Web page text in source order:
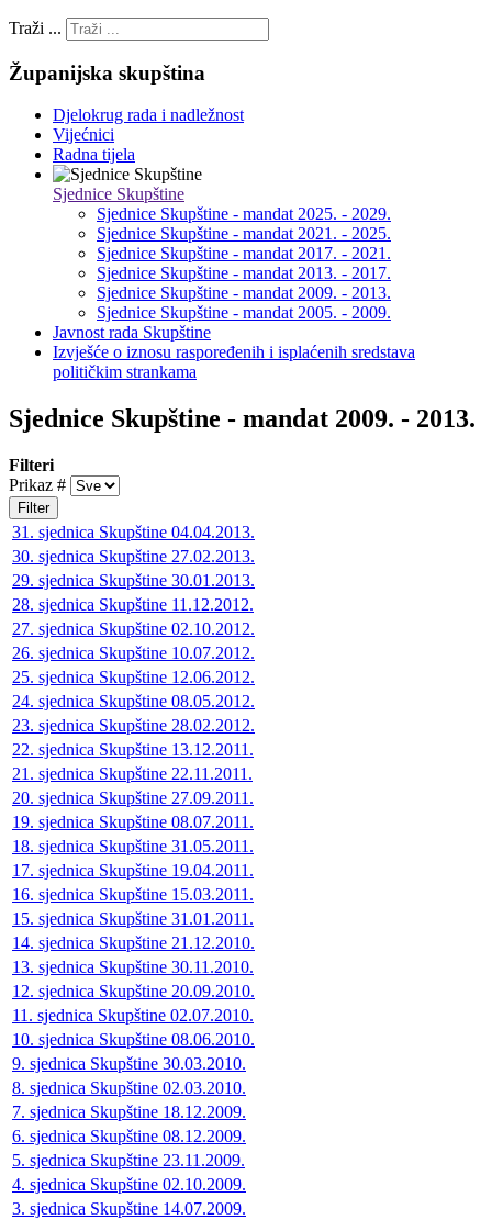
Traži ...
Županijska skupština
Djelokrug rada i nadležnost
Vijećnici
Radna tijela
Sjednice Skupštine
Sjednice Skupštine - mandat 2025. - 2029.
Sjednice Skupštine - mandat 2021. - 2025.
Sjednice Skupštine - mandat 2017. - 2021.
Sjednice Skupštine - mandat 2013. - 2017.
Sjednice Skupštine - mandat 2009. - 2013.
Sjednice Skupštine - mandat 2005. - 2009.
Javnost rada Skupštine
Izvješće o iznosu raspoređenih i isplaćenih sredstava
političkim strankama
Sjednice Skupštine - mandat 2009. - 2013.
Filteri
Prikaz #
Filter
31. sjednica Skupštine 04.04.2013.
30. sjednica Skupštine 27.02.2013.
29. sjednica Skupštine 30.01.2013.
28. sjednica Skupštine 11.12.2012.
27. sjednica Skupštine 02.10.2012.
26. sjednica Skupštine 10.07.2012.
25. sjednica Skupštine 12.06.2012.
24. sjednica Skupštine 08.05.2012.
23. sjednica Skupštine 28.02.2012.
22. sjednica Skupštine 13.12.2011.
21. sjednica Skupštine 22.11.2011.
20. sjednica Skupštine 27.09.2011.
19. sjednica Skupštine 08.07.2011.
18. sjednica Skupštine 31.05.2011.
17. sjednica Skupštine 19.04.2011.
16. sjednica Skupštine 15.03.2011.
15. sjednica Skupštine 31.01.2011.
14. sjednica Skupštine 21.12.2010.
13. sjednica Skupštine 30.11.2010.
12. sjednica Skupštine 20.09.2010.
11. sjednica Skupštine 02.07.2010.
10. sjednica Skupštine 08.06.2010.
9. sjednica Skupštine 30.03.2010.
8. sjednica Skupštine 02.03.2010.
7. sjednica Skupštine 18.12.2009.
6. sjednica Skupštine 08.12.2009.
5. sjednica Skupštine 23.11.2009.
4. sjednica Skupštine 02.10.2009.
3. sjednica Skupštine 14.07.2009.